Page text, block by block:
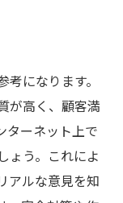
になります。
が高く、顧客満
ターネット上で
ょう。これによ
アルな意見を知